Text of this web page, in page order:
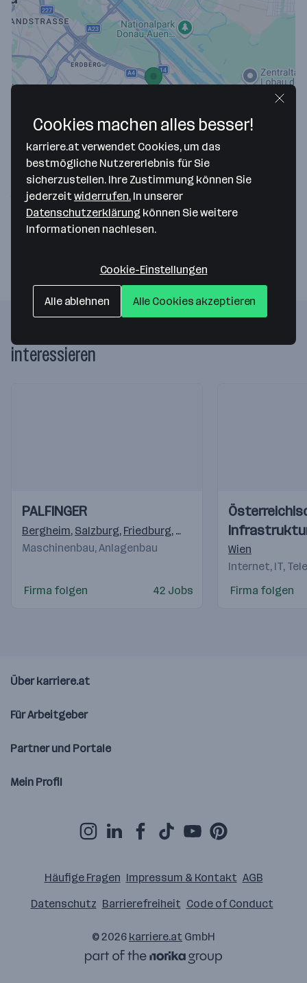
Map data ©2026 Google
Kaandorp & Klimesch GmbH
Wildpretstraße 16A
1110 Wien— Route berechnen
Webseite
interessieren
Videos
Einblicke
Einblicke
PALFINGER
Bergheim, Salzburg, Friedburg, Köstendorf,Elsbethen/
Maschinenbau, Anlagenbau
Firma folgen 42 Jobs
Videos
Einblicke
Einblicke
Wien
Internet, IT,
Firma folgen
Über karriere.at
Für Arbeitgeber
Partner und Portale
Mein Profil
Häufige Fragen Impressum & Kontakt AGB
Datenschutz Barrierefreiheit Code of Conduct
© 2026 karriere.at GmbH
Cookies machen alles besser!
karriere.at verwendet Cookies, um das
bestmögliche Nutzererlebnis für Sie
sicherzustellen. Ihre Zustimmung können Sie
jederzeit widerrufen. In unserer
Datenschutzerklärung können Sie weitere
Informationen nachlesen.
Cookie-Einstellungen
Alle ablehnen Alle Cookies akzeptieren